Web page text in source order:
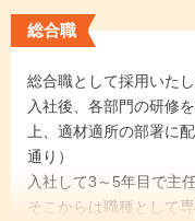
総合職
総合職として採用いたし
入社後、各部門の研修
上、適材適所の部署に
通り）
入社して3～5年目で主
そこからは職種として